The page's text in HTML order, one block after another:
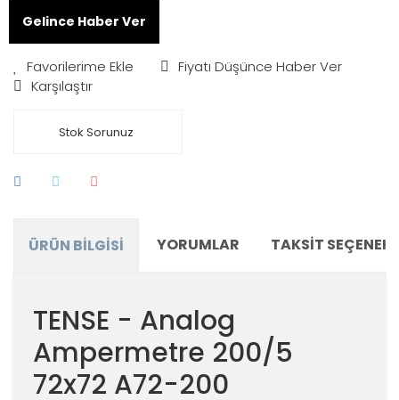
Gelince Haber Ver
Fiyatı Düşünce Haber Ver
Karşılaştır
Stok Sorunuz
ÜRÜN BILGISI YORUMLAR TAKSIT
TENSE - Analog
Ampermetre 200/5
72x72 A72-200